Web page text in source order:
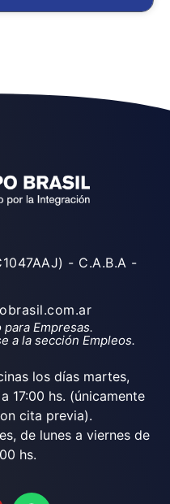
- C.A.B.A -
Empresas.
a la sección Empleos.
los días martes,
17:00 hs. (únicamente
cita previa).
de lunes a viernes de
hs.